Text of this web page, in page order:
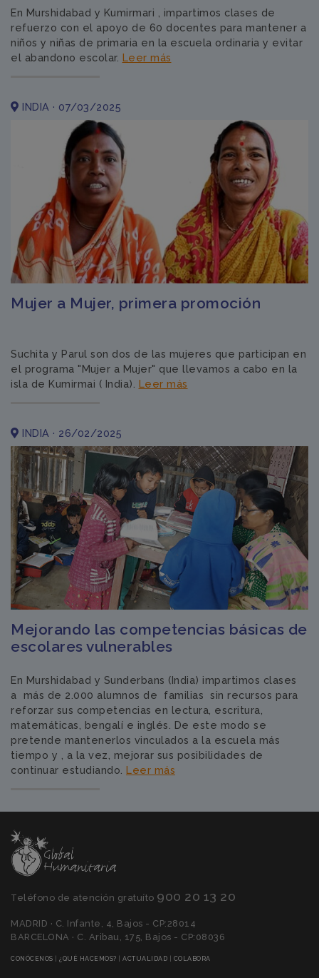
En Murshidabad y Kumirmari , impartimos clases de
refuerzo con el apoyo de 60 docentes para mantener a
niños y niñas de primaria en la escuela ordinaria y evitar
el abandono escolar. Leer más
INDIA · 07/03/2025
Mujer a Mujer, primera promoción
Suchita y Parul son dos de las mujeres que participan en
el programa "Mujer a Mujer" que llevamos a cabo en la
isla de Kumirmai ( India). Leer más
INDIA · 26/02/2025
Mejorando las competencias básicas de
escolares vulnerables
En Murshidabad y Sunderbans (India) impartimos clases
a más de 2.000 alumnos de familias sin recursos para
reforzar sus competencias en lectura, escritura,
matemáticas, bengalí e inglés. De este modo se
pretende mantenerlos vinculados a la escuela más
tiempo y , a la vez, mejorar sus posibilidades de
continuar estudiando. Leer más
Teléfono de atención gratuíto 900 20 13 20
MADRID · C. Infante, 4, Bajos - CP:28014
BARCELONA · C. Aribau, 175, Bajos - CP:08036
CONÓCENOS (CURRENT)
¿QUÉ HACEMOS? (CURRENT)
ACTUALIDAD (CURRENT)
COLABORA